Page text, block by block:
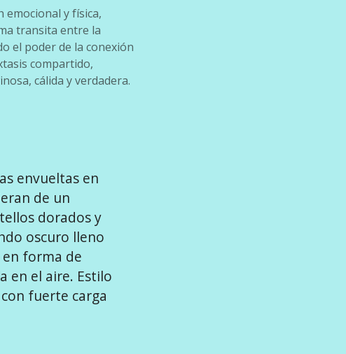
y física,
transita entre la
el poder de la conexión
compartido,
cálida y verdadera.
envueltas en
de un
dorados y
oscuro lleno
forma de
en el aire. Estilo
fuerte carga